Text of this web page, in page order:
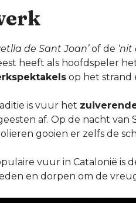
de Sant Joan’of de
heeft als hoofdspeler
op het strand
is vuur het
af. Op de nacht
gooien er zelfs de
vuur in Catalonië is
en dorpen om de